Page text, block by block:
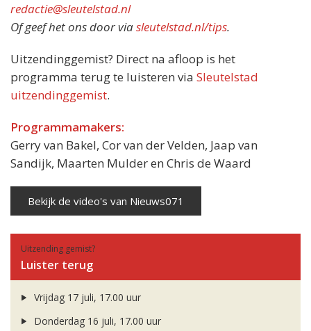
redactie@sleutelstad.nl
Of geef het ons door viasleutelstad.nl/tips.
Uitzendinggemist? Direct na afloop is het
programma terug te luisteren via Sleutelstad
uitzendinggemist.
Programmamakers:
Gerry van Bakel, Cor van der Velden, Jaap van
Sandijk, Maarten Mulder en Chris de Waard
Bekijk de video's van Nieuws071
Uitzending gemist?
Luister terug
Vrijdag 17 juli, 17.00 uur
Donderdag 16 juli, 17.00 uur